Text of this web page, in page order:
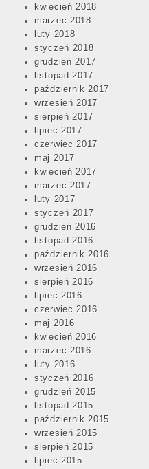
kwiecień 2018
marzec 2018
luty 2018
styczeń 2018
grudzień 2017
listopad 2017
październik 2017
wrzesień 2017
sierpień 2017
lipiec 2017
czerwiec 2017
maj 2017
kwiecień 2017
marzec 2017
luty 2017
styczeń 2017
grudzień 2016
listopad 2016
październik 2016
wrzesień 2016
sierpień 2016
lipiec 2016
czerwiec 2016
maj 2016
kwiecień 2016
marzec 2016
luty 2016
styczeń 2016
grudzień 2015
listopad 2015
październik 2015
wrzesień 2015
sierpień 2015
lipiec 2015